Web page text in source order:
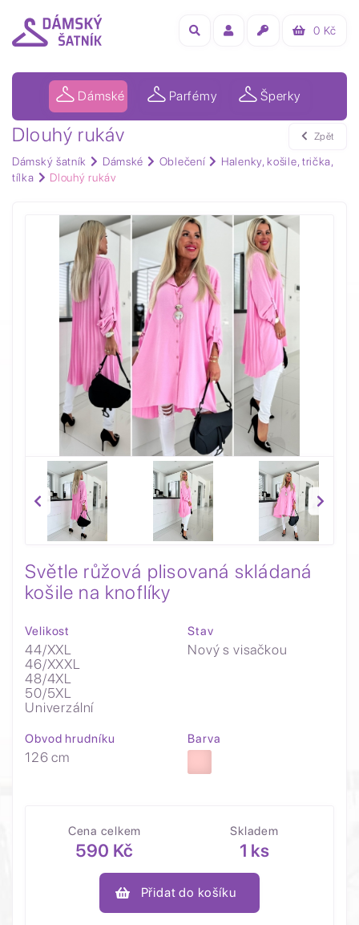
0 Kč
Dámské Parfémy Šperky
Dlouhý rukáv
Dámský šatník Dámské Oblečení
Halenky, košile, trička,
tílka
Dlouhý rukáv
Zpět
Světle růžová plisovaná skládaná
košile na knoflíky
Velikost
44/XXL
46/XXXL
48/4XL
50/5XL
Univerzální
Stav
Nový s visačkou
Obvod hrudníku
126 cm
Barva
Cena celkem
590 Kč
Skladem
1 ks
Přidat do košíku